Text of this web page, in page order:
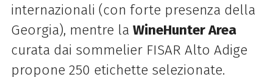
internazionali (con forte presenza della
Georgia), mentre la WineHunter Area
curata dai sommelier FISAR Alto Adige
propone 250 etichette selezionate.